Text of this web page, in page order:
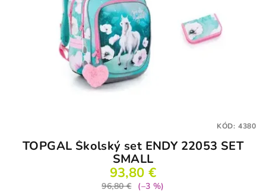
TOPGAL Školský set ENDY 22053 SET
SMALL
93,80 €
96,80 €
(–3 %)
KÓD: 4380